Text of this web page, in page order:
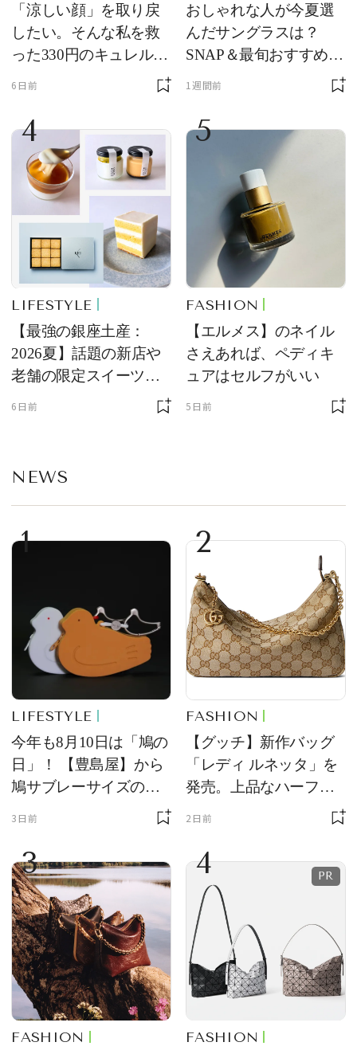
「涼しい顔」を取り戻
したい。そんな私を救
った330円のキュレル名
6日前
おしゃれな人が今夏選
んだサングラスは？
SNAP＆最旬おすすめサ
1週間前
4
LIFESTYLE
【最強の銀座土産：
2026夏】話題の新店や
老舗の限定スイーツを
ゲット【＃SPURおやつ
6日前
5
FASHION
【エルメス】のネイル
さえあれば、ペディキ
ュアはセルフがいい
5日前
NEWS
1
LIFESTYLE
今年も8月10日は「鳩の
日」！ 【豊島屋】から
鳩サブレーサイズのポ
ーチ「はとっこ」を限
3日前
2
FASHION
【グッチ】新作バッグ
「レディ ルネッタ」を
発売。上品なハーフム
ーン型がスタイリング
2日前
3
FASHION
4
FASHION